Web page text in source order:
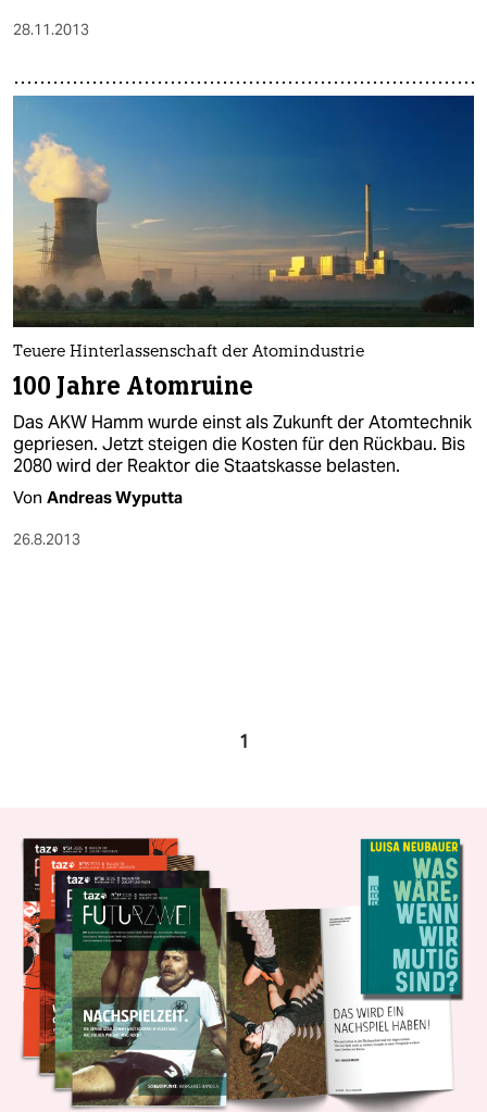
28.11.2013
Teuere Hinterlassenschaft der Atomindustrie
100 Jahre Atomruine
Das AKW Hamm wurde einst als Zukunft der Atomtechnik
gepriesen. Jetzt steigen die Kosten für den Rückbau. Bis
2080 wird der Reaktor die Staatskasse belasten.
Von Andreas Wyputta
26.8.2013
1